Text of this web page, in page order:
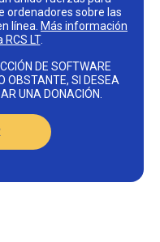
ordenadores sobre las
línea. Más información
LT.
DE SOFTWARE
OBSTANTE, SI DESEA
UNA DONACIÓN.